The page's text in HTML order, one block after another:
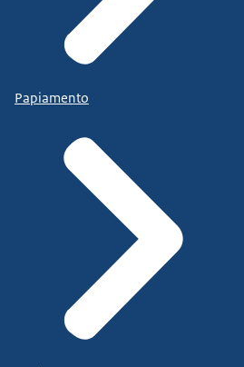
Papiamento